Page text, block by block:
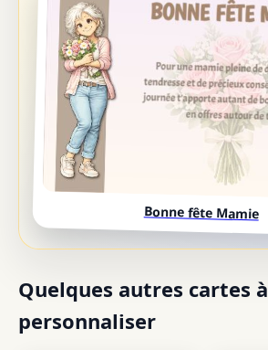
Bonne fête Mamie
Quelques autres cartes à
personnaliser